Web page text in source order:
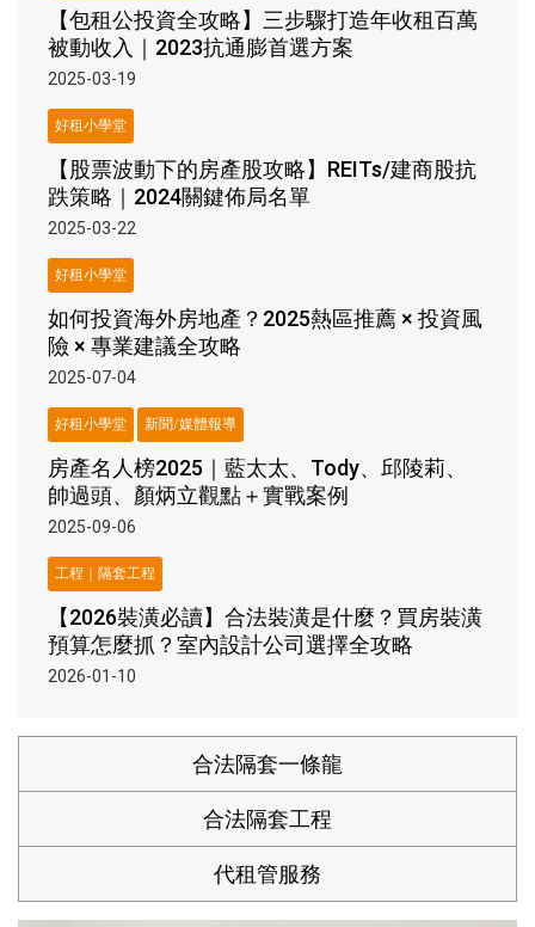
【包租公投資全攻略】三步驟打造年收租百萬
被動收入｜2023抗通膨首選方案
2025-03-19
好租小學堂
【股票波動下的房產股攻略】REITs/建商股抗
跌策略｜2024關鍵佈局名單
2025-03-22
好租小學堂
如何投資海外房地產？2025熱區推薦 × 投資風
險 × 專業建議全攻略
2025-07-04
好租小學堂 新聞/媒體報導
房產名人榜2025｜藍太太、Tody、邱陵莉、
帥過頭、顏炳立觀點＋實戰案例
2025-09-06
工程｜隔套工程
【2026裝潢必讀】合法裝潢是什麼？買房裝潢
預算怎麼抓？室內設計公司選擇全攻略
2026-01-10
合法隔套一條龍
合法隔套工程
代租管服務